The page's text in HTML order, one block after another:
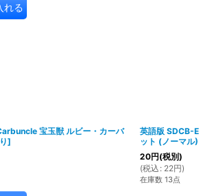
れる
宝玉獣 ルビー・カーバ
]
英語版 SDCB-
ット (ノーマ
20円(税別)
(税込 : 22円)
在庫数 13点